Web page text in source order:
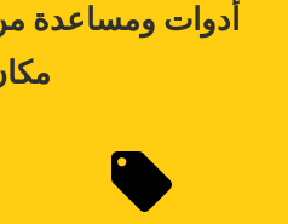
أدوات ومساعدة